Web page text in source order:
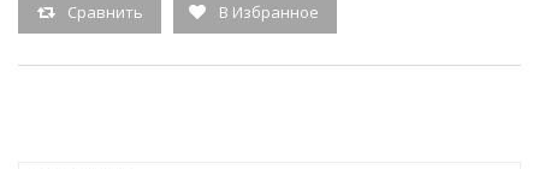
Сравнить В Избранное